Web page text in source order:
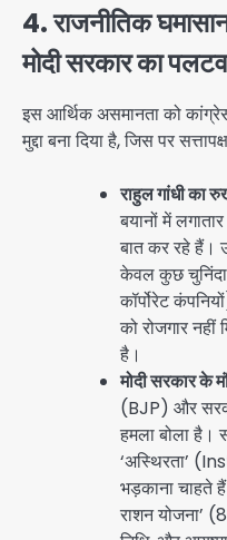
4. राजनीतिक
मोदी सरकार का
इस आर्थिक असमानता को
मुद्दा बना दिया है, जिस पर
राहुल गांधी का
बयानों में
बात कर रहे हैं।
केवल कुछ चुनिंदा
कॉर्पोरेट
को रोजगार नहीं
है।
मोदी सरकार के
(BJP) और
हमला बोला है।
‘अस्थिरता’
भड़काना चाहते
राशन योजना’